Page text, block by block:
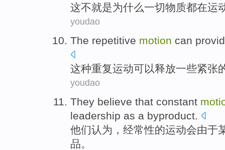
这不就是为什么一切物质都在运
youdao
The repetitive motion can
这种重复运动可以释放一些紧张
youdao
They believe that constant
leadership as a byproduct.
他们认为 ， 经常性的运动会由于
品。